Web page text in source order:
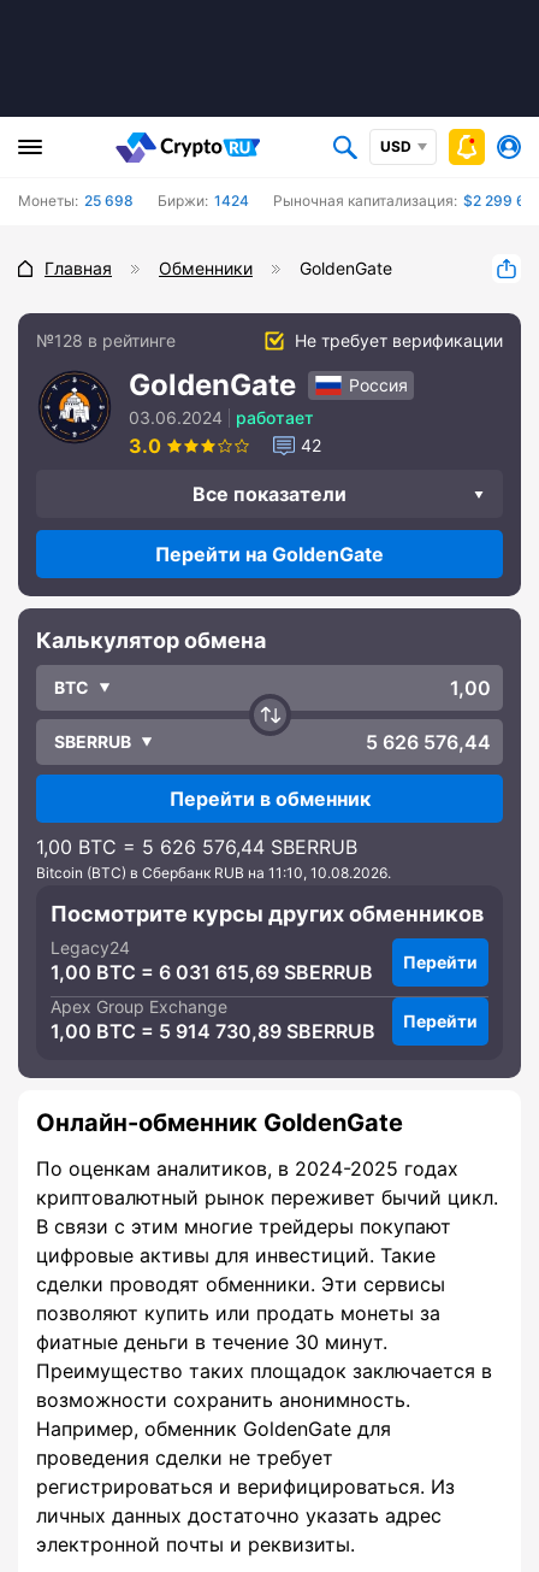
USD
Монеты: 25 698 Биржи: 1424 Рыночная капитализация: $2 299
Главная Обменники GoldenGate
№128 в рейтинге Не требует верификации
GoldenGate
Россия
03.06.2024
работает
3.0 42
Все показатели
Перейти на GoldenGate
Калькулятор обмена
BTC
SBERRUB
Перейти в обменник
1,00 BTC = 5 626 576,44 SBERRUB
Bitcoin (BTC) в Сбербанк RUB на 11:10, 10.08.2026.
Посмотрите курсы других обменников
Legacy24
1,00 BTC = 6 031 615,69 SBERRUB Перейти
Apex Group Exchange
1,00 BTC = 5 914 730,89 SBERRUB Перейти
Онлайн-обменник GoldenGate
По оценкам аналитиков, в 2024-2025 годах
криптовалютный рынок переживет бычий цикл.
В связи с этим многие трейдеры покупают
цифровые активы для инвестиций. Такие
сделки проводят обменники. Эти сервисы
позволяют купить или продать монеты за
фиатные деньги в течение 30 минут.
Преимущество таких площадок заключается в
возможности сохранить анонимность.
Например, обменник GoldenGate для
проведения сделки не требует
регистрироваться и верифицироваться. Из
личных данных достаточно указать адрес
электронной почты и реквизиты.